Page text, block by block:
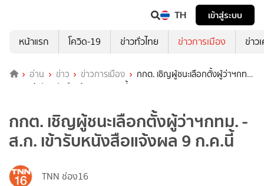
TH
เข้าสู่ระบบ
หน้าแรก
โควิด-19 ข่าวทั่วไทย ข่าวการเมือง ข่าว
อ่าน ข่าว ข่าวการเมือง
กกต. เชิญผู้ชนะเลือกตั้งผู้ว่าฯกทม.
- ส.ก. เข้ารับหนังสือแจ้งผล 9 ก.ค.นี้
กกต. เชิญผู้ชนะเลือกตั้งผู้ว่าฯกทม. -
ส.ก. เข้ารับหนังสือแจ้งผล 9 ก.ค.นี้
TNN ช่อง16